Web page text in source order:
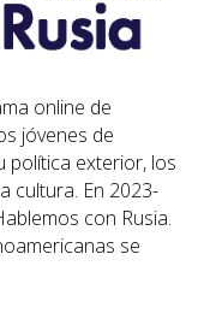
online de
jóvenes de
política exterior, los
cultura. En 2023-
con Rusia.
se